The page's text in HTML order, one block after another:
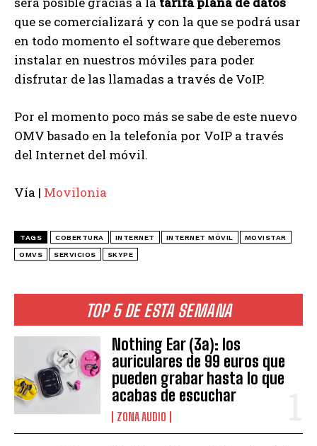
TOP 5 DE ESTA SEMANA
Nothing Ear (3a): los
auriculares de 99 euros que
pueden grabar hasta lo que
acabas de escuchar
ZONA AUDIO
que se comercializará y con la que se podrá usar
en todo momento el software que deberemos
instalar en nuestros móviles para poder
disfrutar de las llamadas a través de VoIP.
Por el momento poco más se sabe de este nuevo
OMV basado en la telefonía por VoIP a través
del Internet del móvil.
Vía | Movilonia
TAGS COBERTURA INTERNET INTERNET MÓVIL MOVISTAR
OMVS SERVICIOS SKYPE